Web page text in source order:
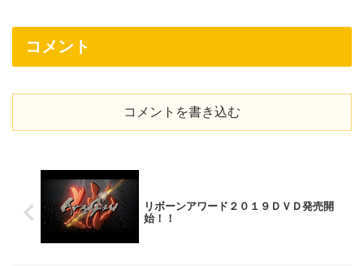
コメント
コメントを書き込む
リボーンアワード２０１９ＤＶＤ発売開
始！！